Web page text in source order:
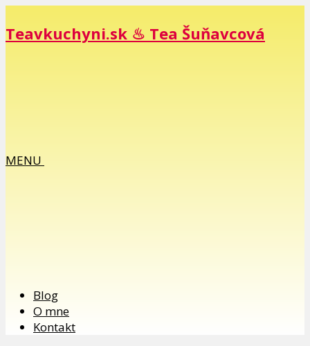
Teavkuchyni.sk ♨ Tea Šuňavcová
MENU
Blog
O mne
Kontakt